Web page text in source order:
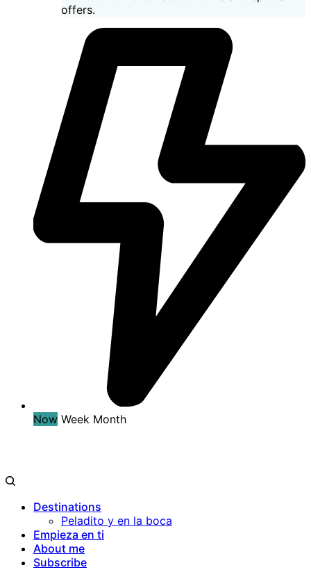
offers.
Now Week Month
Destinations
Peladito y en la boca
Empieza en ti
About me
Subscribe